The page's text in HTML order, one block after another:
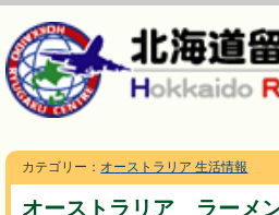
カテゴリー： オーストラリア 生活情報
オーストラリア ラーメ